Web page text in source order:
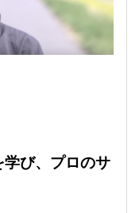
び、プロのサ